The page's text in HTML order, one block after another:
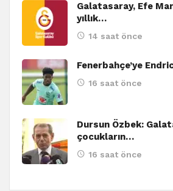
Galatasaray, Efe
yıllık…
14 saat önce
Fenerbahçe’ye
16 saat önce
Dursun Özbek:
çocukların…
16 saat önce